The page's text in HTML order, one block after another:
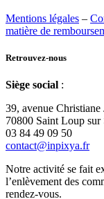
Mentions légales –
matière de
Retrouvez-nous
Siège social :
39, avenue Christiane
70800 Saint Loup sur
03 84 49 09 50
contact@inpixya.fr
Notre activité se fait
l’enlèvement des
rendez-vous.